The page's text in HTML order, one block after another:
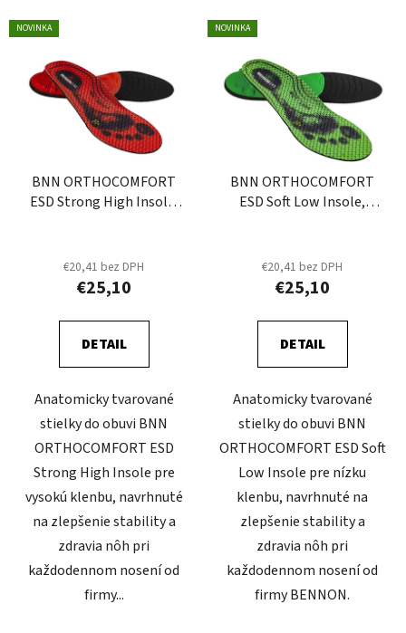
NOVINKA
BNN ORTHOCOMFORT
ESD Strong High Insole,
€20,41 bez DPH
€25,10
DETAIL
Anatomicky tvarované
stielky do obuvi BNN
ORTHOCOMFORT ESD
Strong High Insole pre
vysokú klenbu, navrhnuté
na zlepšenie stability a
zdravia nôh pri
každodennom nosení od
firmy...
NOVINKA
BNN ORTHOCOMFORT
ESD Soft Low Insole,
€20,41 bez DPH
€25,10
DETAIL
Anatomicky tvarované
stielky do obuvi BNN
ORTHOCOMFORT ESD Soft
Low Insole pre nízku
klenbu, navrhnuté na
zlepšenie stability a
zdravia nôh pri
každodennom nosení od
firmy BENNON.